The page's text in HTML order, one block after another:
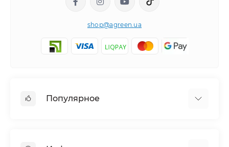
shop@agreen.ua
Популярное